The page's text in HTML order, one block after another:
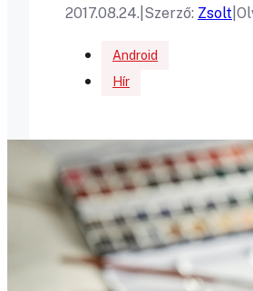
2017.08.24. Szerző: Zsolt
Android
Hír